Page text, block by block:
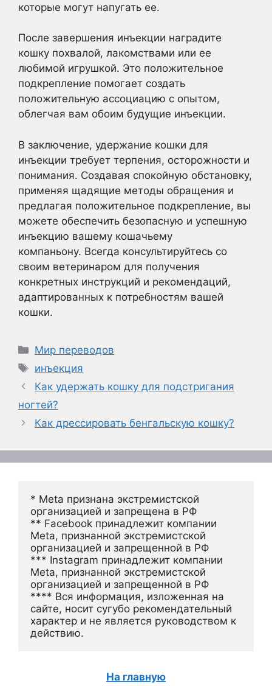
которые могут напугать ее.
После завершения инъекции наградите
кошку похвалой, лакомствами или ее
любимой игрушкой. Это положительное
подкрепление помогает создать
положительную ассоциацию с опытом,
облегчая вам обоим будущие инъекции.
В заключение, удержание кошки для
инъекции требует терпения, осторожности и
понимания. Создавая спокойную обстановку,
применяя щадящие методы обращения и
предлагая положительное подкрепление, вы
можете обеспечить безопасную и успешную
инъекцию вашему кошачьему
компаньону. Всегда консультируйтесь со
своим ветеринаром для получения
конкретных инструкций и рекомендаций,
адаптированных к потребностям вашей
кошки.
Рубрики
Мир переводов
Метки
инъекция
Как удержать кошку для подстригания
ногтей?
Как дрессировать бенгальскую кошку?
* Meta признана экстремистской
организацией и запрещена в РФ
** Facebook принадлежит компании
Meta, признанной экстремистской
организацией и запрещенной в РФ
*** Instagram принадлежит компании
Meta, признанной экстремистской
организацией и запрещенной в РФ
**** Вся информация, изложенная на
сайте, носит сугубо рекомендательный
характер и не является руководством к
действию.
На главную